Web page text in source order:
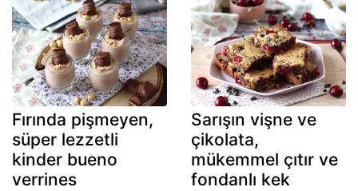
Fırında pişmeyen,
süper lezzetli
kinder bueno
verrines
Sarışın vişne ve
çikolata,
mükemmel çıtır ve
fondanlı kek